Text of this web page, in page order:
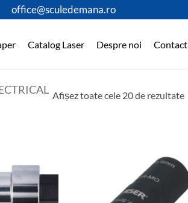
office@sculedemana.ro
Catalog Laser Despre noi Contact
Afișez toate cele 20 de rezultate